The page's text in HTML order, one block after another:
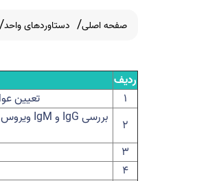
صفحه اصلی دستاوردهای واحد
ردیف
۱
تعیین
۲
بررسیIgG وIgM ویروس
۳
۴